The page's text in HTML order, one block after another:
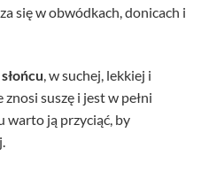
się w obwódkach, donicach i
, w suchej, lekkiej i
suszę i jest w pełni
warto ją przyciąć, by